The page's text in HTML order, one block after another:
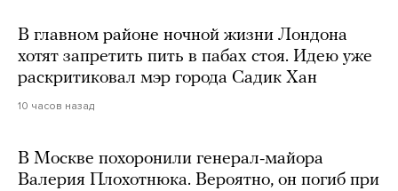
В главном районе ночной жизни Лондона
хотят запретить пить в пабах стоя. Идею уже
раскритиковал мэр города Садик Хан
10 часов назад
В Москве похоронили генерал-майора
Валерия Плохотнюка. Вероятно, он погиб при